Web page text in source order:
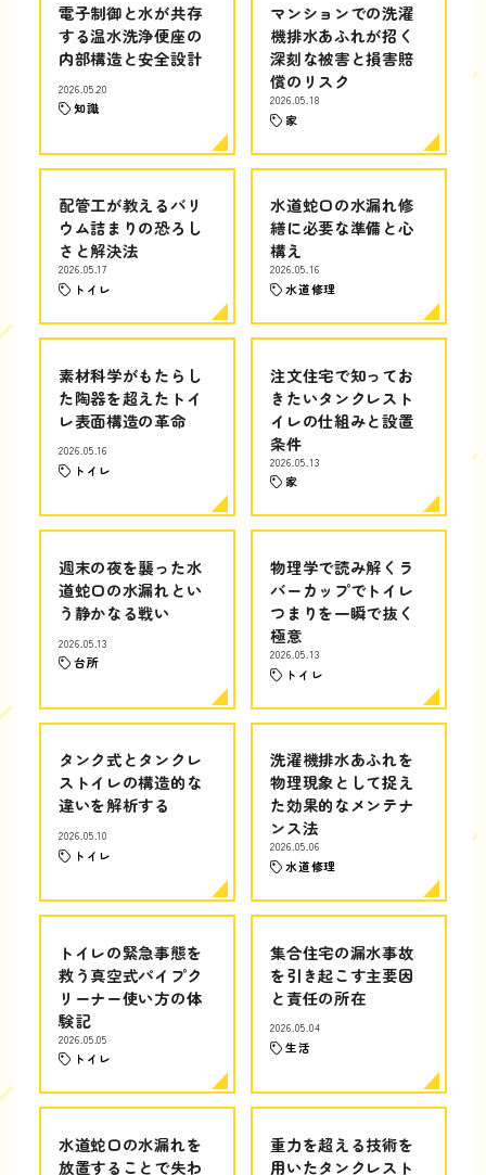
電子制御と水が共存
する温水洗浄便座の
内部構造と安全設計
2026.05.20
知識
マンションでの洗濯
機排水あふれが招く
深刻な被害と損害賠
償のリスク
2026.05.18
家
配管工が教えるバリ
ウム詰まりの恐ろし
さと解決法
2026.05.17
トイレ
水道蛇口の水漏れ修
繕に必要な準備と心
構え
2026.05.16
水道修理
素材科学がもたらし
た陶器を超えたトイ
レ表面構造の革命
2026.05.16
トイレ
注文住宅で知ってお
きたいタンクレスト
イレの仕組みと設置
条件
2026.05.13
家
週末の夜を襲った水
道蛇口の水漏れとい
う静かなる戦い
2026.05.13
台所
物理学で読み解くラ
バーカップでトイレ
つまりを一瞬で抜く
極意
2026.05.13
トイレ
タンク式とタンクレ
ストイレの構造的な
違いを解析する
2026.05.10
トイレ
洗濯機排水あふれを
物理現象として捉え
た効果的なメンテナ
ンス法
2026.05.06
水道修理
トイレの緊急事態を
救う真空式パイプク
リーナー使い方の体
験記
2026.05.05
トイレ
集合住宅の漏水事故
を引き起こす主要因
と責任の所在
2026.05.04
生活
水道蛇口の水漏れを
放置することで失わ
重力を超える技術を
用いたタンクレスト